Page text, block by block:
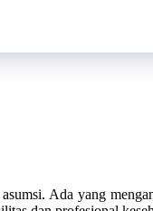
Ada yang